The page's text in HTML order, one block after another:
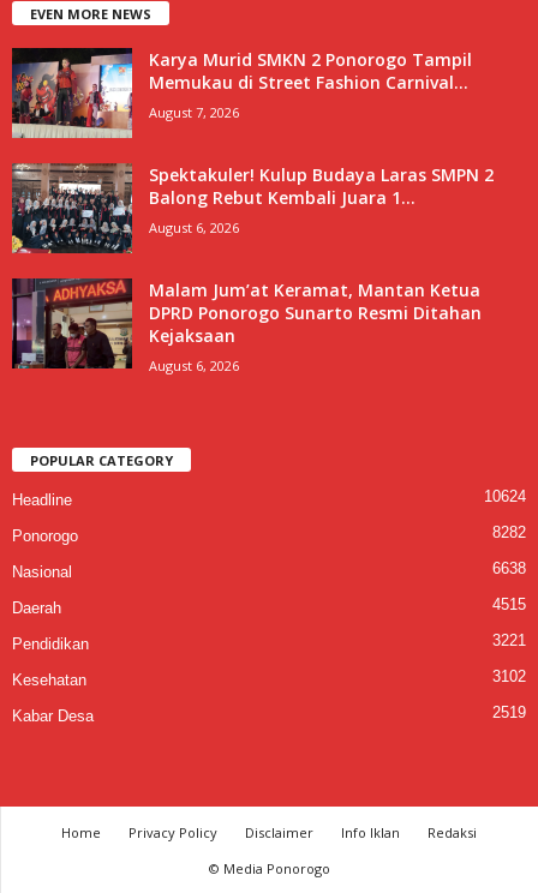
EVEN MORE NEWS
Karya Murid SMKN 2 Ponorogo Tampil
Memukau di Street Fashion Carnival...
August 7, 2026
Spektakuler! Kulup Budaya Laras SMPN 2
Balong Rebut Kembali Juara 1...
August 6, 2026
Malam Jum’at Keramat, Mantan Ketua
DPRD Ponorogo Sunarto Resmi Ditahan
Kejaksaan
August 6, 2026
POPULAR CATEGORY
Headline 10624
Ponorogo 8282
Nasional 6638
Daerah 4515
Pendidikan 3221
Kesehatan 3102
Kabar Desa 2519
Home Privacy Policy Disclaimer Info Iklan
Redaksi
© Media Ponorogo